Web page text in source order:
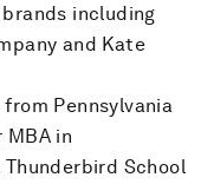
including
and Kate
from Pennsylvania
in
School